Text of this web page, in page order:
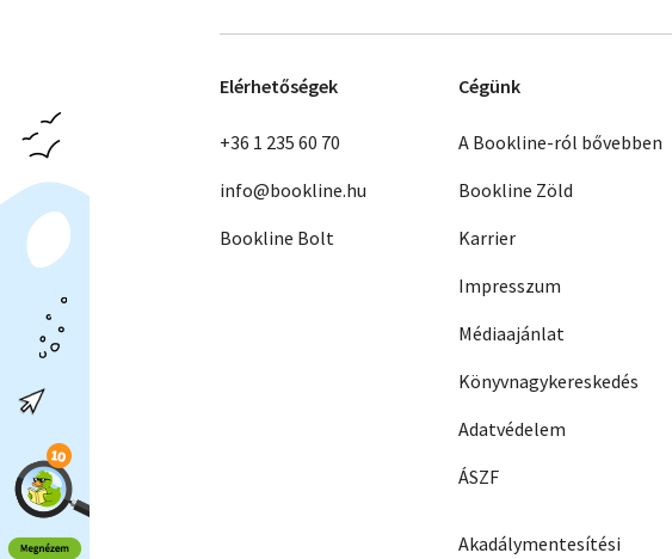
Elérhetőségek
+36 1 235 60 70
info@bookline.hu
Bookline Bolt
Cégünk
A Bookline-ról bővebben
Bookline Zöld
Karrier
Impresszum
Médiaajánlat
Könyvnagykereskedés
Adatvédelem
ÁSZF
Akadálymentesítési